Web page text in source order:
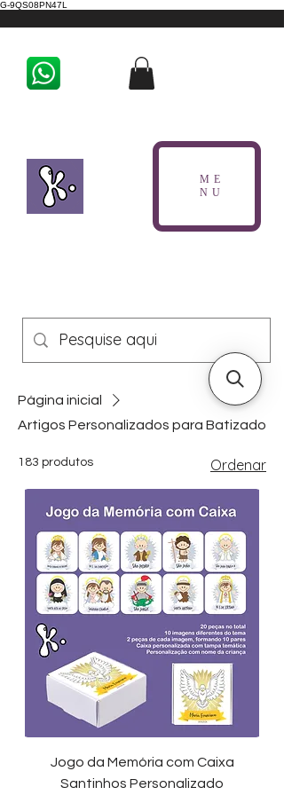
G-9QS08PN47L
ME
NU
Página inicial
Artigos Personalizados para Batizado
183 produtos Ordenar
Jogo da Memória com Caixa
Santinhos Personalizado